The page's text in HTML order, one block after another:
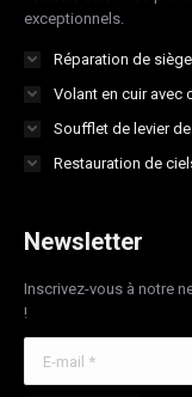
exceptionnels.
Réparation de
Volant en cuir avec
Soufflet de levier
Restauration de
Newsletter
Inscrivez-vous à notre
!